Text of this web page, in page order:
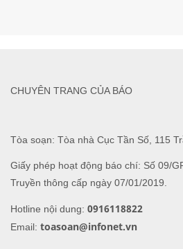
Tòa soạn: Tòa nhà Cục Tần Số, 115
Giấy phép hoạt động báo chí: Số 09/
Truyền thông cấp ngày 07/01/2019.
Hotline nội dung: 0916118822
Email: toasoan@infonet.vn
CHUYÊN TRANG CỦA BÁO